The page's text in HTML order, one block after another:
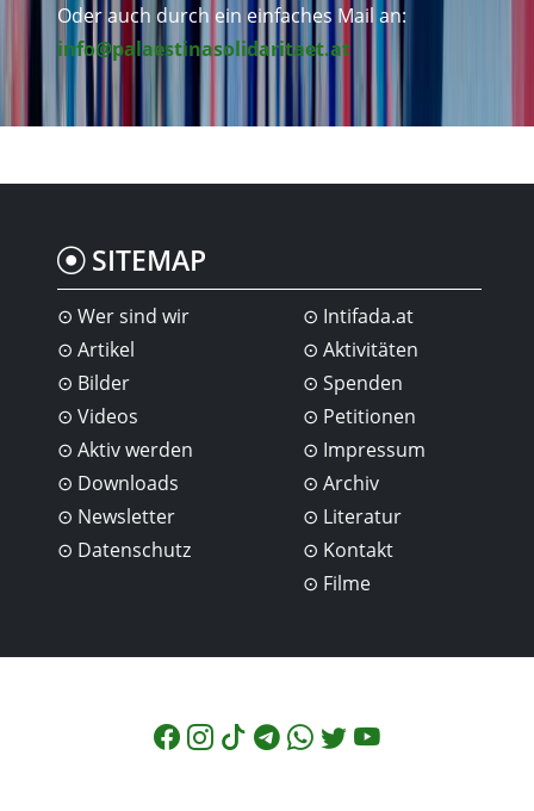
Oder auch durch ein einfaches Mail an:
info@palaestinasolidaritaet.at
SITEMAP
Wer sind wir
Artikel
Bilder
Videos
Intifada.at
Aktivitäten
Spenden
Petitionen
Aktiv werden
Downloads
Newsletter
Datenschutz
Impressum
Archiv
Literatur
Kontakt
Filme